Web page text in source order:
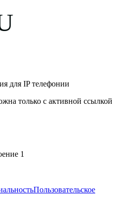
для IP телефонии
только с активной ссылкой
1
Пользовательское